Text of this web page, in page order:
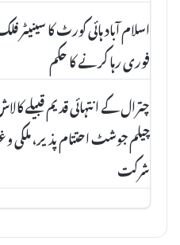
اسلام آباد ہائی کورٹ کا سینیٹر
فوری رہا کرنے کا حکم
چترال کے انتہائی قدیم قبیلے
چیلم جوشٹ احتتام پذیر، ملکی و
شرکت